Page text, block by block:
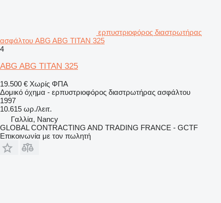
ερπυστριοφόρος διαστρωτήρας
ασφάλτου ABG ABG TITAN 325
4
ABG ABG TITAN 325
19.500 € Χωρίς ΦΠΑ
Δομικό όχημα - ερπυστριοφόρος διαστρωτήρας ασφάλτου
1997
10.615 ωρ./λειτ.
Γαλλία, Nancy
GLOBAL CONTRACTING AND TRADING FRANCE - GCTF
Επικοινωνία με τον πωλητή